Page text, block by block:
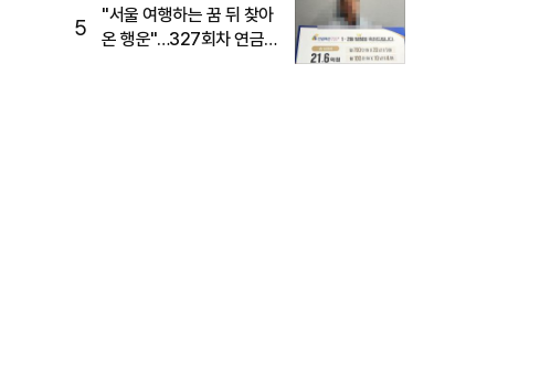
5
"서울 여행하는 꿈 뒤 찾아
온 행운"…327회차 연금